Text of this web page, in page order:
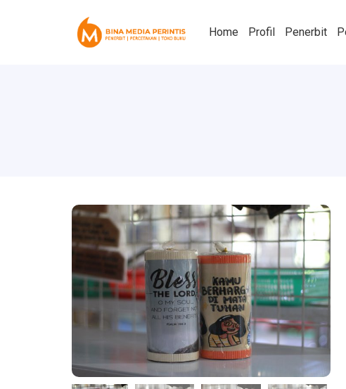
Home Profil Penerbit